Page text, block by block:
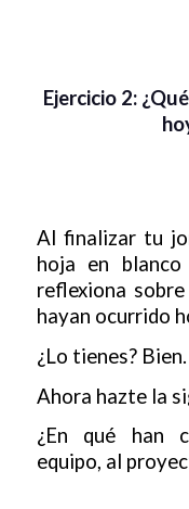
Ejercicio 2:
Al finalizar tu
hoja en
reflexiona
hayan ocurrido
¿Lo tienes? Bien.
Ahora hazte la
¿En qué han
equipo, al